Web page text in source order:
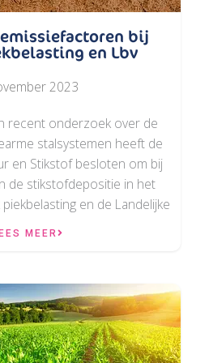
bij
en Lbv
2023
recent onderzoek over de
stalsystemen heeft de
en Stikstof besloten om bij
de stikstofdepositie in het
en de Landelijke
MEER